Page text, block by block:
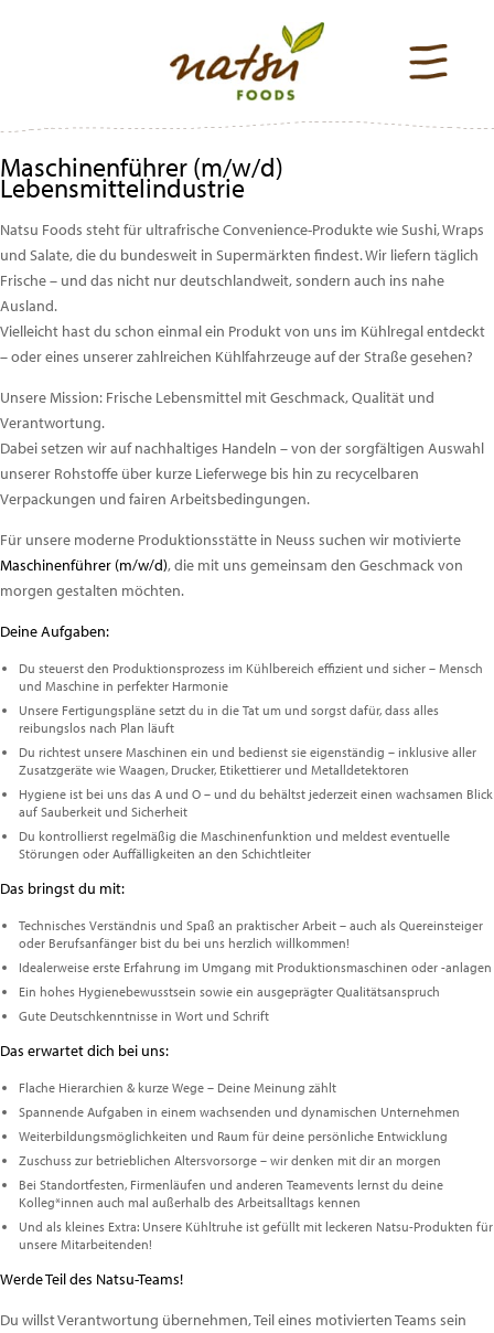
Maschinenführer (m/w/d)
Lebensmittelindustrie
Natsu Foods steht für ultrafrische Convenience-Produkte wie Sushi, Wraps
und Salate, die du bundesweit in Supermärkten findest. Wir liefern täglich
Frische – und das nicht nur deutschlandweit, sondern auch ins nahe
Ausland.
Vielleicht hast du schon einmal ein Produkt von uns im Kühlregal entdeckt
– oder eines unserer zahlreichen Kühlfahrzeuge auf der Straße gesehen?
Unsere Mission: Frische Lebensmittel mit Geschmack, Qualität und
Verantwortung.
Dabei setzen wir auf nachhaltiges Handeln – von der sorgfältigen Auswahl
unserer Rohstoffe über kurze Lieferwege bis hin zu recycelbaren
Verpackungen und fairen Arbeitsbedingungen.
Für unsere moderne Produktionsstätte in Neuss suchen wir motivierte
Maschinenführer (m/w/d), die mit uns gemeinsam den Geschmack von
morgen gestalten möchten.
Deine Aufgaben:
Du steuerst den Produktionsprozess im Kühlbereich effizient und sicher – Mensch
und Maschine in perfekter Harmonie
Unsere Fertigungspläne setzt du in die Tat um und sorgst dafür, dass alles
reibungslos nach Plan läuft
Du richtest unsere Maschinen ein und bedienst sie eigenständig – inklusive aller
Zusatzgeräte wie Waagen, Drucker, Etikettierer und Metalldetektoren
Hygiene ist bei uns das A und O – und du behältst jederzeit einen wachsamen Blick
auf Sauberkeit und Sicherheit
Du kontrollierst regelmäßig die Maschinenfunktion und meldest eventuelle
Störungen oder Auffälligkeiten an den Schichtleiter
Das bringst du mit:
Technisches Verständnis und Spaß an praktischer Arbeit – auch als Quereinsteiger
oder Berufsanfänger bist du bei uns herzlich willkommen!
Idealerweise erste Erfahrung im Umgang mit Produktionsmaschinen oder -anlagen
Ein hohes Hygienebewusstsein sowie ein ausgeprägter Qualitätsanspruch
Gute Deutschkenntnisse in Wort und Schrift
Das erwartet dich bei uns:
Flache Hierarchien & kurze Wege – Deine Meinung zählt
Spannende Aufgaben in einem wachsenden und dynamischen Unternehmen
Weiterbildungsmöglichkeiten und Raum für deine persönliche Entwicklung
Zuschuss zur betrieblichen Altersvorsorge – wir denken mit dir an morgen
Bei Standortfesten, Firmenläufen und anderen Teamevents lernst du deine
Kolleg*innen auch mal außerhalb des Arbeitsalltags kennen
Und als kleines Extra: Unsere Kühltruhe ist gefüllt mit leckeren Natsu-Produkten für
unsere Mitarbeitenden!
Werde Teil des Natsu-Teams!
Du willst Verantwortung übernehmen, Teil eines motivierten Teams sein